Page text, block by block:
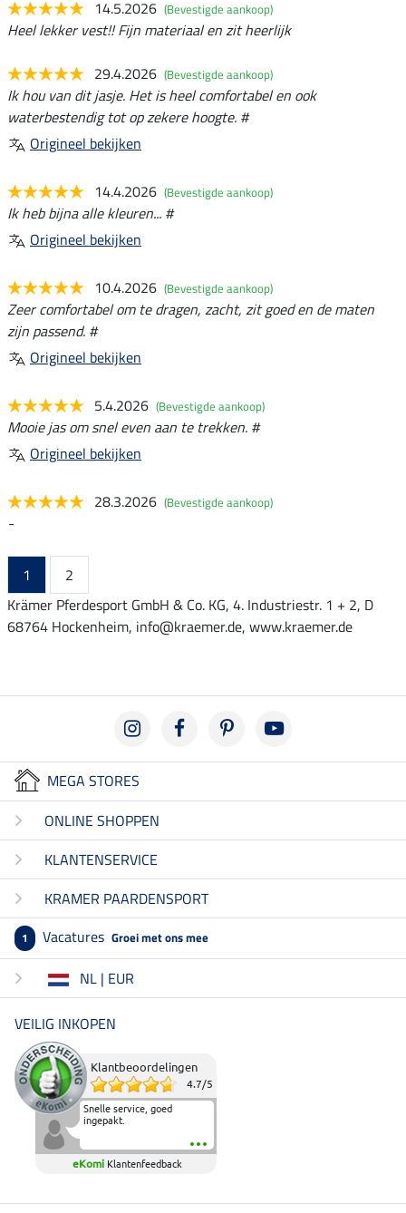
14.5.2026 (Bevestigde aankoop)
Heel lekker vest!! Fijn materiaal en zit heerlijk
29.4.2026 (Bevestigde aankoop)
Ik hou van dit jasje. Het is heel comfortabel en ook
waterbestendig tot op zekere hoogte. #
Origineel bekijken
14.4.2026 (Bevestigde aankoop)
Ik heb bijna alle kleuren... #
Origineel bekijken
10.4.2026 (Bevestigde aankoop)
Zeer comfortabel om te dragen, zacht, zit goed en de maten
zijn passend. #
Origineel bekijken
5.4.2026 (Bevestigde aankoop)
Mooie jas om snel even aan te trekken. #
Origineel bekijken
28.3.2026 (Bevestigde aankoop)
-
1
2
Krämer Pferdesport GmbH & Co. KG, 4. Industriestr. 1 + 2, D
68764 Hockenheim, info@kraemer.de, www.kraemer.de
MEGA STORES
ONLINE SHOPPEN
KLANTENSERVICE
KRAMER PAARDENSPORT
1 Vacatures Groei met ons mee
NL | EUR
VEILIG INKOPEN
Klantbeoordelingen
4.7/5
Snelle service, goed
ingepakt.
eKomi Klantenfeedback